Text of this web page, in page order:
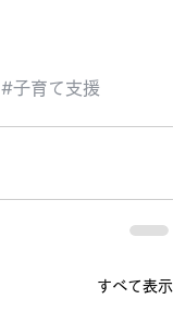
#子育て支援
すべて表示